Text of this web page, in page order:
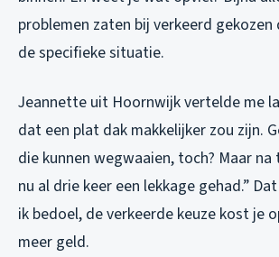
problemen zaten bij verkeerd
de specifieke situatie.
Jeannette uit Hoornwijk vertelde me
dat een plat dak makkelijker zou zijn.
die kunnen wegwaaien, toch? Maar
nu al drie keer een lekkage gehad.”
ik bedoel, de verkeerde keuze kost je
meer geld.